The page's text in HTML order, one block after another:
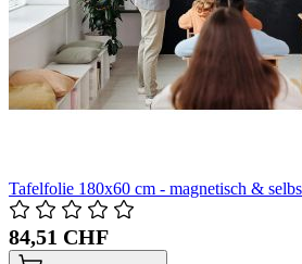
Tafelfolie 180x60 cm - magnetisch &
84,51 CHF